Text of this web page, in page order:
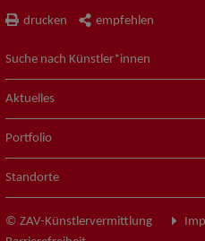
drucken empfehlen
Suche nach Künstler*innen
Aktuelles
Portfolio
Standorte
© ZAV-Künstlervermittlung